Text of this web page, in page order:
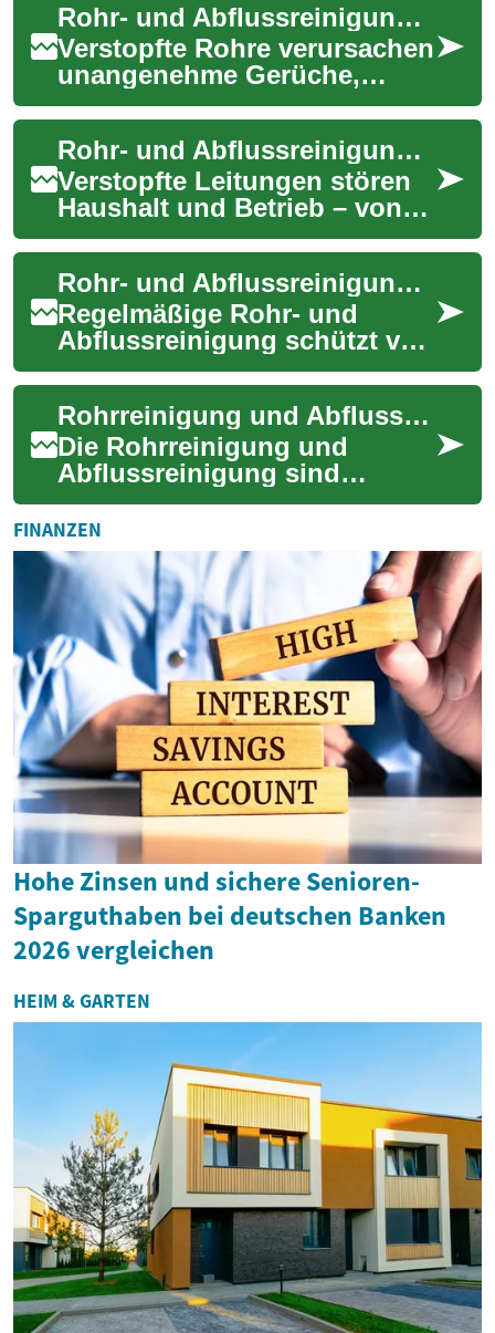
Rohr- und Abflussreinigung: Schnelle Hilfe bei Verstopfung
Verstopfte Rohre verursachen
unangenehme Gerüche,
langsame Abflüsse und
können im Extremfall zu
Wasserschäden führen....
Rohr- und Abflussreinigung: Schnelle, effiziente Lösungen
Verstopfte Leitungen stören
Haushalt und Betrieb – von
langsam abfließendem
Wasser bis zu kompletten
Blockaden. Erfah...
Rohr- und Abflussreinigung: Wirksame Lösungen & Tipps
Regelmäßige Rohr- und
Abflussreinigung schützt vor
lästigen Verstopfungen,
Wasserschäden und teuren
Reparaturen. Erfa...
Rohrreinigung und Abflussreinigung: Alles, was Sie wissen müssen
Die Rohrreinigung und
Abflussreinigung sind
wichtige Aspekte der
Hausinstandhaltung, die oft
übersehen werden. Versto...
FINANZEN
Hohe Zinsen und sichere Senioren-
Sparguthaben bei deutschen Banken
2026 vergleichen
HEIM & GARTEN